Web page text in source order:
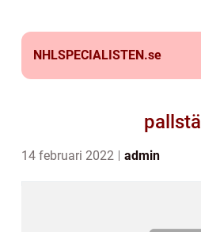
NHLSPECIALISTEN.se
pallställ
14 februari 2022 admin